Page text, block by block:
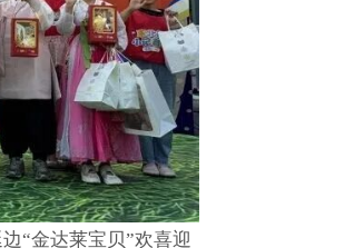
“金达莱宝贝”欢喜迎